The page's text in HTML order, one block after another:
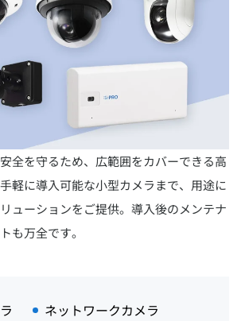
全を守るため、広範囲をカバーできる高
軽に導入可能な小型カメラまで、用途に
ューションをご提供。導入後のメンテナ
も万全です。
ネットワークカメラ